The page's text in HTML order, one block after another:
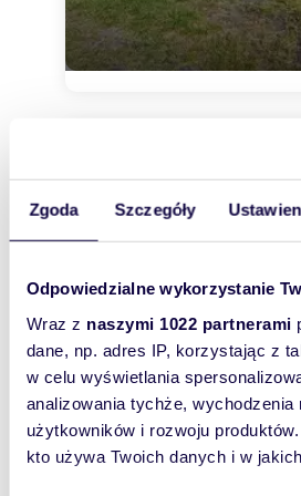
Zgoda Szczegóły
Odpowiedzialne wykorzystanie
Wraz z naszymi 1022 partnerami
dane, np. adres IP, korzystając z
w celu wyświetlania
analizowania tychże,
użytkowników i rozwoju
kto używa Twoich danych i w